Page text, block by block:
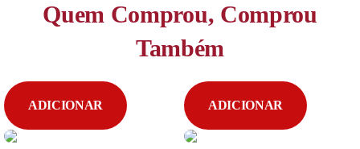
Quem Comprou, Comprou
Também
ADICIONAR ADICIONAR